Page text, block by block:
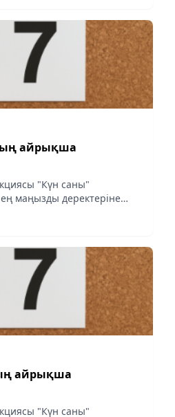
айрықша
"Күн саны"
маңызды деректеріне
айрықша
"Күн саны"